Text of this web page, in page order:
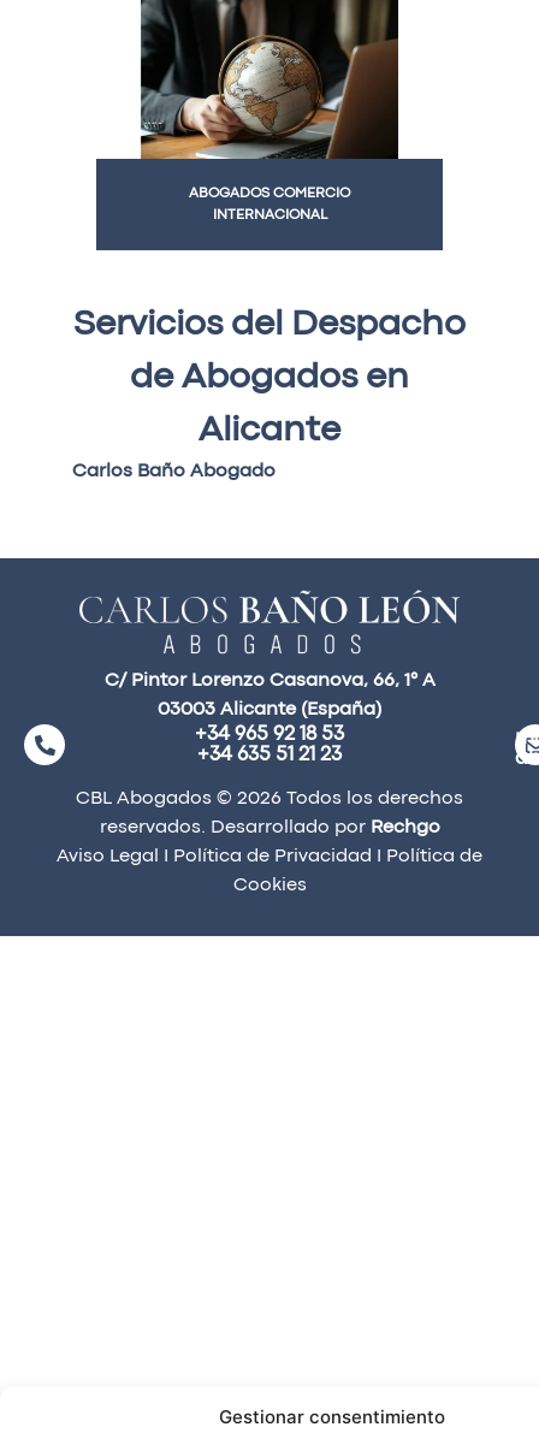
Gestionar consentimiento
ABOGADOS COMERCIO
INTERNACIONAL
Servicios del Despacho
de Abogados en
Alicante
Carlos Baño Abogado
C/ Pintor Lorenzo Casanova, 66, 1° A
03003 Alicante (España)
+34 965 92 18 53
+34 635 51 21 23
CBL Abogados © 2026 Todos los derechos
reservados. Desarrollado por Rechgo
Aviso Legal
Política de Privacidad
Política de
Cookies